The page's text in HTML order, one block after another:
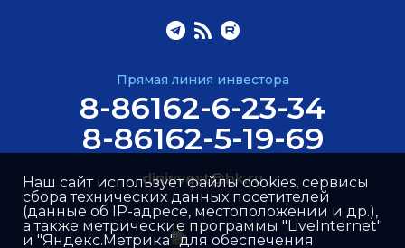
Прямая линия инвестора
8-86162-6-23-34
8-86162-5-19-69
dininvest@bk.ru
Наш сайт использует файлы cookies, сервисы
сбора технических данных посетителей
(данные об IP-адресе, местоположении и др.),
а также метрические программы "LiveInternet"
и "Яндекс.Метрика" для обеспечения